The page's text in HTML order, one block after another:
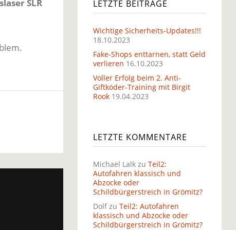
SLR
LETZTE BEITRÄGE
Wichtige Sicherheits-Updates!!!
18.10.2023
Fake-Shops enttarnen, statt Geld
verlieren 16.10.2023
Voller Erfolg beim 2. Anti-
Giftköder-Training mit Birgit
Rook 19.04.2023
LETZTE KOMMENTARE
Michael Lalkzu Teil2:
Autofahren klassisch und
Abzocke oder
Schildbürgerstreich in Grömitz?
Dolfzu Teil2: Autofahren
klassisch und Abzocke oder
Schildbürgerstreich in Grömitz?